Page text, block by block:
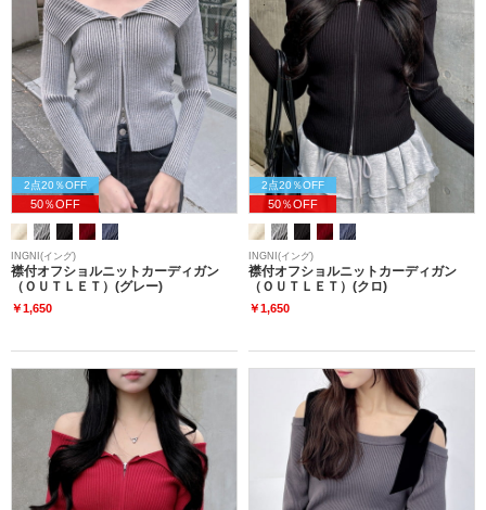
2点20％OFF
50％OFF
INGNI(イング)
襟付オフショルニットカーディガン
（ＯＵＴＬＥＴ）(グレー)
￥1,650
2点20％OFF
50％OFF
INGNI(イング)
襟付オフショルニットカーディガン
（ＯＵＴＬＥＴ）(クロ)
￥1,650